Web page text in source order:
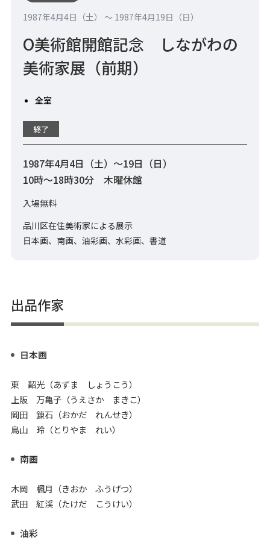
1987年4月4日（土） 〜 1987年4月19日（日）
O美術館開館記念 しながわの
美術家展（前期）
全室
終了
1987年4月4日（土）～19日（日）
10時～18時30分 木曜休館
入場無料
品川区在住美術家による展示
日本画、南画、油彩画、水彩画、書道
出品作家
日本画
東 韶光（あずま しょうこう）
上阪 万亀子（うえさか まきこ）
岡田 錬石（おかだ れんせき）
鳥山 玲（とりやま れい）
南画
木岡 楓月（きおか ふうげつ）
武田 紅渓（たけだ こうけい）
油彩